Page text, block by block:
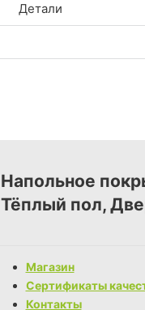
Детали
Напольное
Тёплый пол,
Магазин
Сертификаты
Контакты